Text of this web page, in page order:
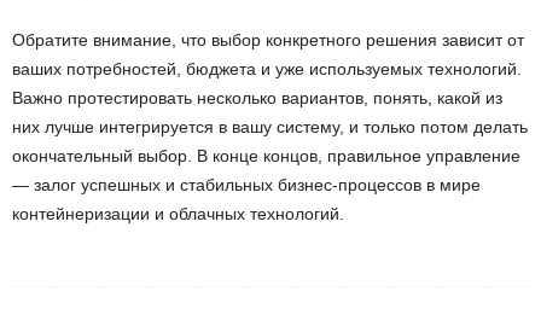
Обратите внимание, что выбор конкретного решения зависит от
ваших потребностей, бюджета и уже используемых технологий.
Важно протестировать несколько вариантов, понять, какой из
них лучше интегрируется в вашу систему, и только потом делать
окончательный выбор. В конце концов, правильное управление
— залог успешных и стабильных бизнес-процессов в мире
контейнеризации и облачных технологий.